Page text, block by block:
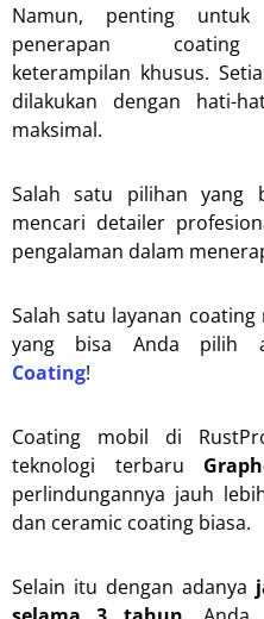
Namun, penting untuk
penerapan coating
keterampilan khusus.
dilakukan dengan hati-
maksimal.
Salah satu pilihan yang
mencari detailer
pengalaman dalam
Salah satu layanan
yang bisa Anda pilih
Coating!
Coating mobil di
teknologi terbaru
perlindungannya jauh
dan ceramic coating biasa.
Selain itu dengan adanya